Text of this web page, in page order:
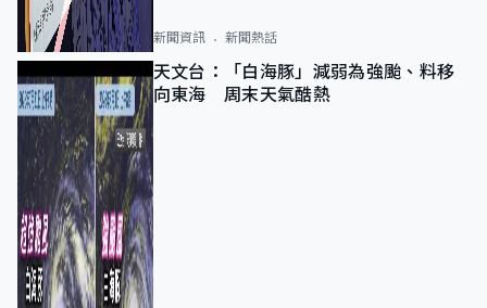
新聞資訊 新聞熱話
天文台：「白海豚」減弱為強颱、料移
向東海 周末天氣酷熱